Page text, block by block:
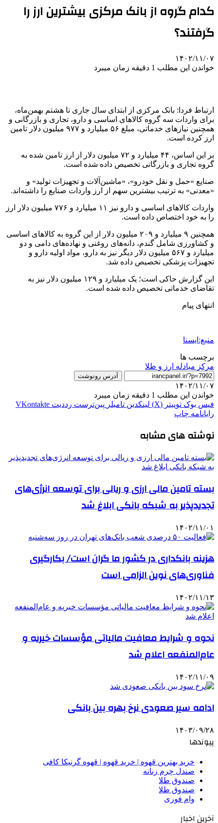
کدام گروه از بانک مرکزی بیشترین ارز را
گرفتند؟
۱۴۰۲/۱۱/۰۷
خواندن این مطلب 1 دقیقه زمان میبرد
ارتباط فردا: بانک مرکزی از ابتدای سال جاری تا هشتم بهمن‌ماه،
برای واردات سه گروه کالاهای اساسی و دارو، تجاری و بازرگانی و
همچنین نیازهای خدماتی، مبلغ ۵۶ میلیارد و ۹۷۷ میلیون دلار تامین
ارز کرده است.
بر این اساس، ۴۴ میلیارد و ۷۲ میلیون دلار از ارز تامین شده به
گروه تجاری و بازرگانی تخصیص داده شده است.
صنایع «حمل و نقل خودرو»، «ماشین‌آلات و تجهیزات تولید» و
«معدنی» به ترتیب بیشترین سهم از ارز واردات صنایع را داشته‌اند.
واردات کالاهای اساسی و دارو نیز ۱۱ میلیارد و ۷۷۶ میلیون دلار ارز
را به خود اختصاص داده است.
همچنین ۹ میلیارد و ۲۰۹ میلیون دلار از این گروه به کالاهای اساسی
و کشاورزی شامل گندم، دانه‌های روغنی و نهاده‌های دامی و دو
میلیارد و ۵۶۷ میلیون دلار دیگر نیز به دارو، مواد اولیه دارو و
تجهیزات پزشکی تخصیص داده شد.
این گزارش حاکی است؛ یک میلیارد و ۱۲۹ میلیون دلار نیز به
تقاضای خدماتی تخصیص داده شده است.
انتهای پیام
منبع:ایسنا
برچسب ها
مرکز مبادله ارز و طلا
آدرس رونوشت
۱۴۰۲/۱۱/۰۷
خواندن این مطلب 1 دقیقه زمان میبرد
فیس بوک توییتر (X) لینکدین ‫تامبلر ‫پین‌ترست ‫رددیت ‫VKontakte
رایانامه چاپ
نوشته های مشابه
بسته تامین مالی ارزی و ریالی برای توسعه انرژی‌های
تجدیدپذیر به شبکه بانکی ابلاغ شد
۱۴۰۲/۱۱/۰۱
هزینه بانکداری در کشور ما گران است/ بکارگیری
فناوری‌های نوین الزامی است
۱۴۰۲/۱۱/۱۳
نحوه و شرایط معافیت مالیاتی مؤسسات خیریه و
عام‌المنفعه اعلام شد
۱۴۰۲/۱۱/۰۹
ادامه سیر صعودی نرخ بهره بین بانکی
۱۴۰۳/۰۹/۲۸
پیوندها
خرید بهترین قهوه | خرید قهوه | قهوه گرنیکا کافی
صندل چرم زنانه
صندوق طلا
صندوق طلا
وام فوری
آخرین اخبار